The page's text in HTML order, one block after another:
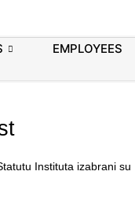
EMPLOYEES
Instituta izabrani su